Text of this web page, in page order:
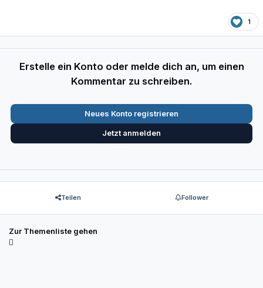
1
Erstelle ein Konto oder melde dich an, um einen
Kommentar zu schreiben.
Neues Konto registrieren
Jetzt anmelden
Teilen Follower
Zur Themenliste gehen